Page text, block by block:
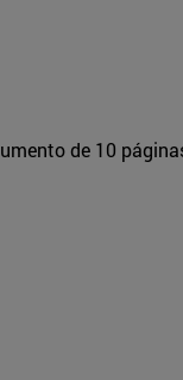
de 10